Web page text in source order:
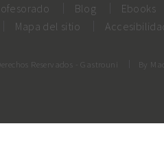
Blog Ebooks
Mapa del sitio
Reservados - Gastrouni By